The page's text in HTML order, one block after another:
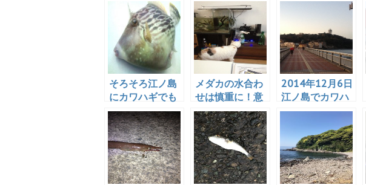
そろそろ江ノ島
にカワハギでも
釣りに行こう
か、と思った話
メダカの水合わ
せは慎重に！意
外と弱いので
す！(再掲載)
2014年12月6日
江ノ島でカワハ
ギ釣り 極寒地